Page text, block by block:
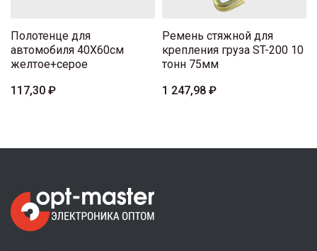
Полотенце для
автомобиля 40Х60см
желтое+серое
117,30 ₽
Ремень стяжной для
крепления груза ST-200 10
тонн 75мм
1 247,98 ₽